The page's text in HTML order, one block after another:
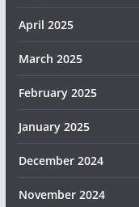
April 2025
March 2025
February 2025
January 2025
December 2024
November 2024